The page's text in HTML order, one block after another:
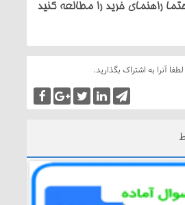
آنرا به اشتراک بگذاريد.